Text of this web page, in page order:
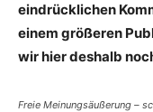
eindrücklichen
einem größeren
wir hier deshalb
Freie Meinungsäußerung –